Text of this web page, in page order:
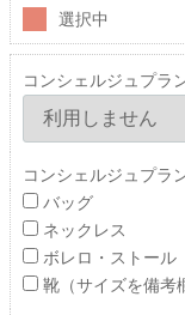
選択中
コンシェルジュプラ
コンシェルジュプラ
バッグ
ネックレス
ボレロ・ストール
靴（サイズを備考